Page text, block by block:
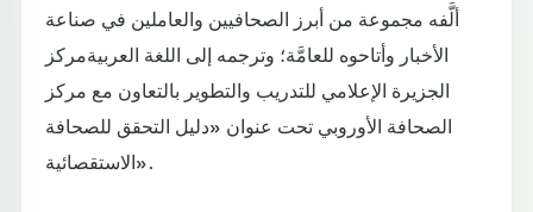
ألَّفه مجموعة من أبرز الصحافيين والعاملين في صناعة
الأخبار وأتاحوه للعامَّة؛ وترجمه إلى اللغة العربيةمركز
الجزيرة الإعلامي للتدريب والتطوير بالتعاون مع مركز
الصحافة الأوروبي تحت عنوان «دليل التحقق للصحافة
الاستقصائية».